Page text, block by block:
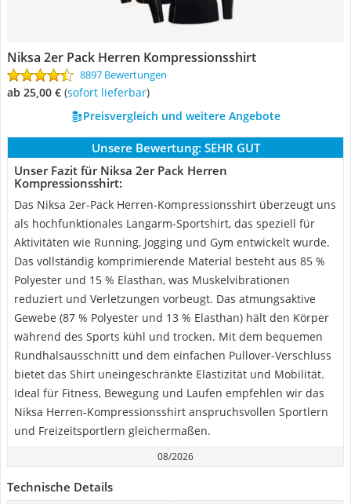
Niksa 2er Pack Herren Kompressionsshirt
8897 Bewertungen
ab 25,00 € ( Sofort lieferbar)
Preisvergleich und weitere Angebote
Unsere Bewertung: SEHR GUT
Unser Fazit für Niksa 2er Pack Herren
Kompressionsshirt:
Das Niksa 2er-Pack Herren-Kompressionsshirt überzeugt uns
als hochfunktionales Langarm-Sportshirt, das speziell für
Aktivitäten wie Running, Jogging und Gym entwickelt wurde.
Das vollständig komprimierende Material besteht aus 85 %
Polyester und 15 % Elasthan, was Muskelvibrationen
reduziert und Verletzungen vorbeugt. Das atmungsaktive
Gewebe (87 % Polyester und 13 % Elasthan) hält den Körper
während des Sports kühl und trocken. Mit dem bequemen
Rundhalsausschnitt und dem einfachen Pullover-Verschluss
bietet das Shirt uneingeschränkte Elastizität und Mobilität.
Ideal für Fitness, Bewegung und Laufen empfehlen wir das
Niksa Herren-Kompressionsshirt anspruchsvollen Sportlern
und Freizeitsportlern gleichermaßen.
08/2026
Technische Details